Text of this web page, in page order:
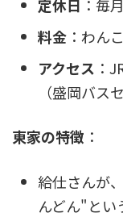
定休日 ：毎
料金 ：わん
アクセス ：
（盛岡バス
東家の特徴 ：
給仕さんが
んどん"とい